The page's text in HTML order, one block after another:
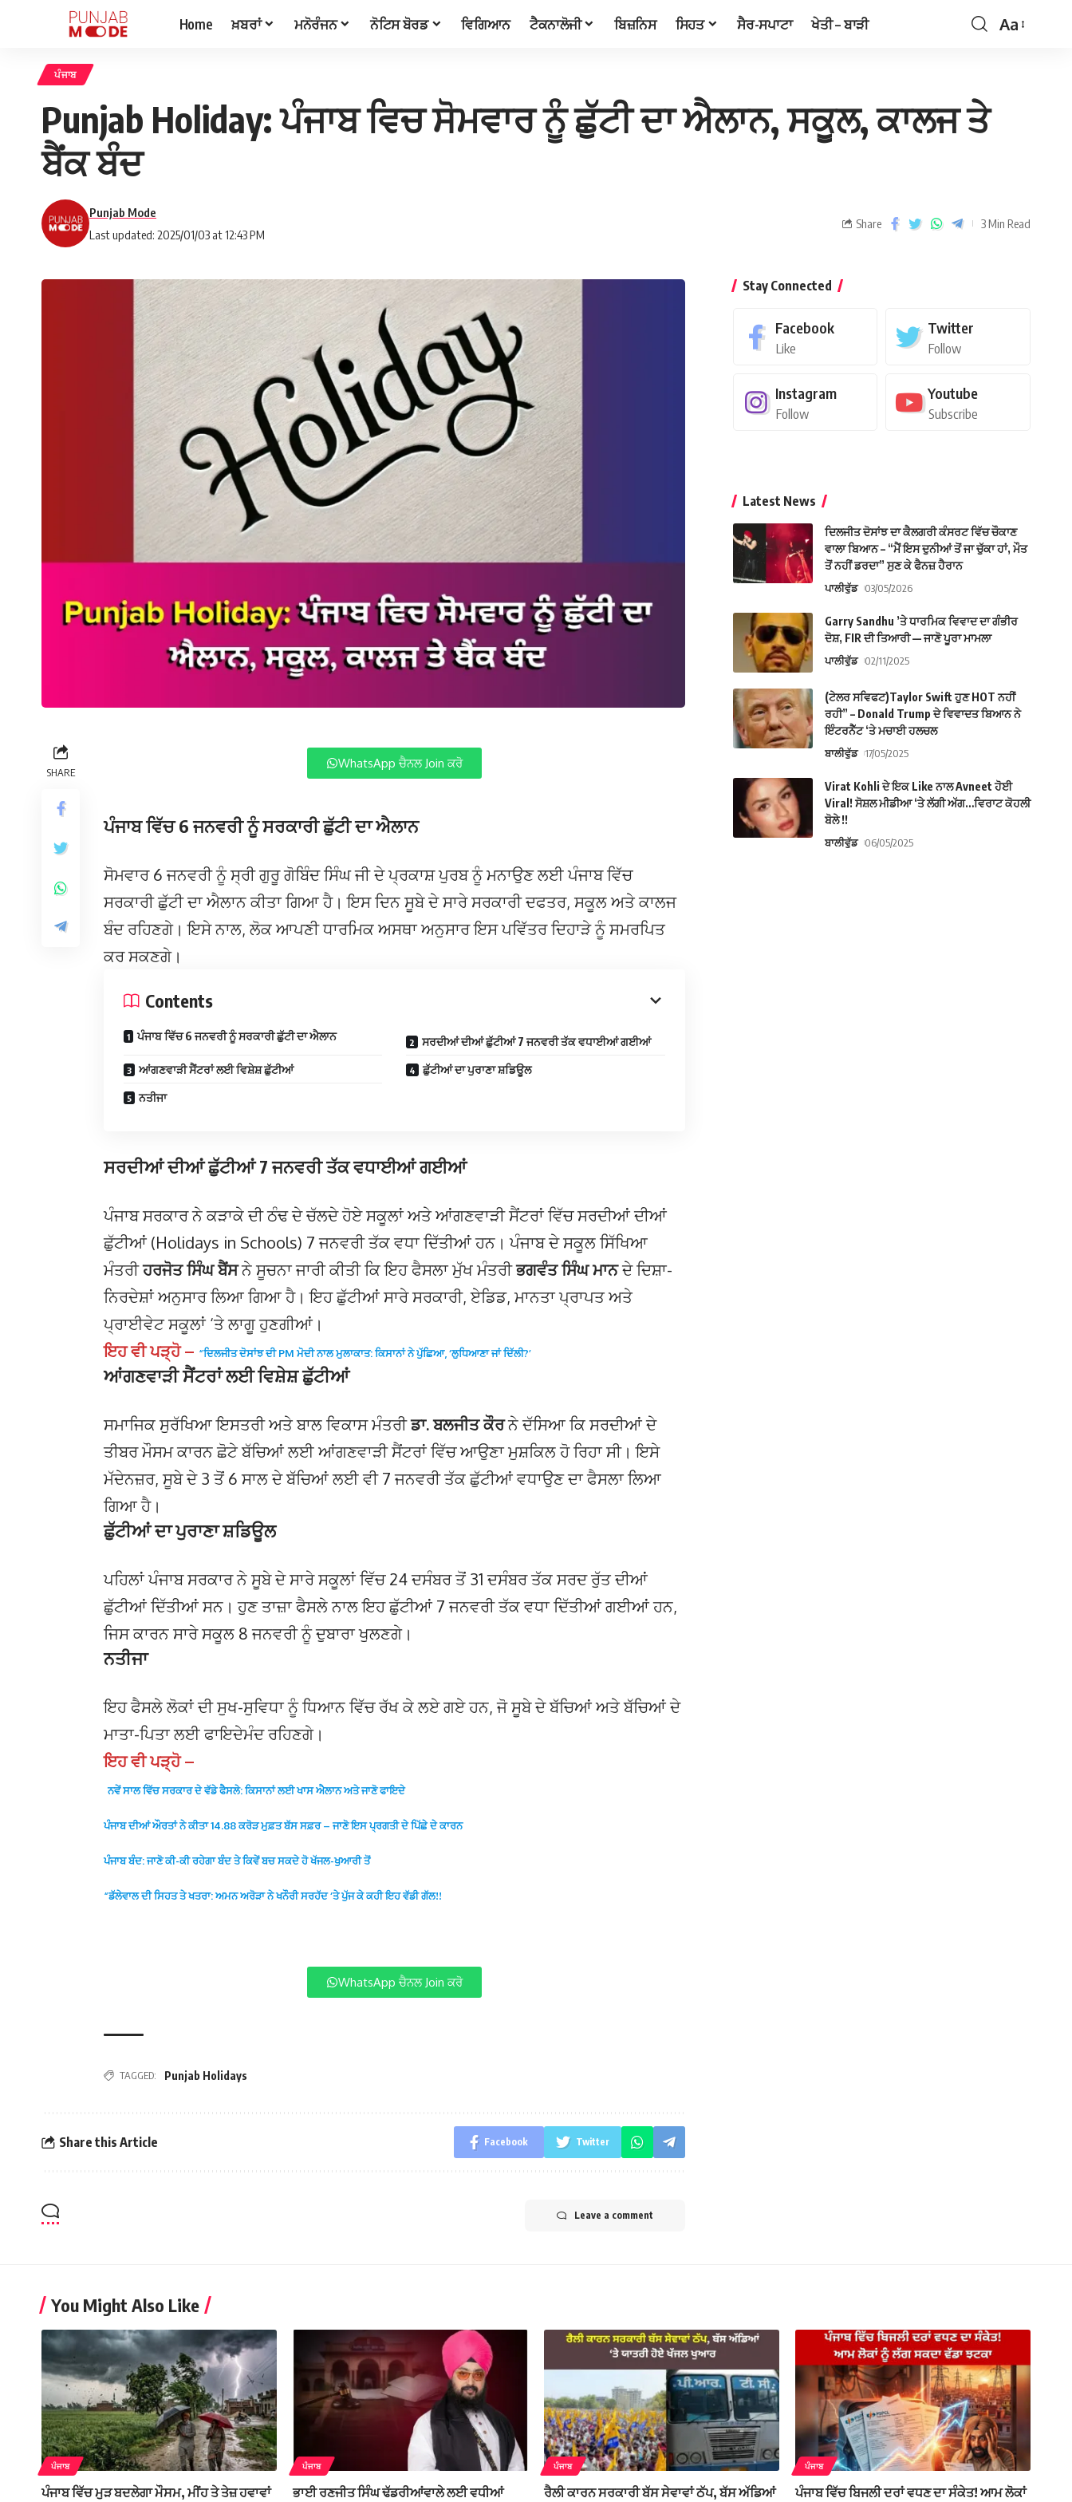
Home ਖ਼ਬਰਾਂ ਮਨੋਰੰਜਨ ਨੋਟਿਸ ਬੋਰਡ ਵਿਗਿਆਨ ਟੈਕਨਾਲੋਜੀ ਬਿਜ਼ਨਿਸ ਸਿਹਤ ਸੈਰ-ਸਪਾਟਾ ਖੇਤੀ – ਬਾੜੀ Aa
ਪੰਜਾਬ
Punjab Holiday: ਪੰਜਾਬ ਵਿਚ ਸੋਮਵਾਰ ਨੂੰ ਛੁੱਟੀ ਦਾ ਐਲਾਨ, ਸਕੂਲ, ਕਾਲਜ ਤੇ
ਬੈਂਕ ਬੰਦ
Last updated: 2025/01/03 at 12:43 PM
Punjab Mode
Share 3 Min Read
SHARE
WhatsApp ਚੈਨਲ Join ਕਰੋ
ਪੰਜਾਬ ਵਿੱਚ 6 ਜਨਵਰੀ ਨੂੰ ਸਰਕਾਰੀ ਛੁੱਟੀ ਦਾ ਐਲਾਨ
ਸੋਮਵਾਰ 6 ਜਨਵਰੀ ਨੂੰ ਸ੍ਰੀ ਗੁਰੂ ਗੋਬਿੰਦ ਸਿੰਘ ਜੀ ਦੇ ਪ੍ਰਕਾਸ਼ ਪੁਰਬ ਨੂੰ ਮਨਾਉਣ ਲਈ ਪੰਜਾਬ ਵਿੱਚ
ਸਰਕਾਰੀ ਛੁੱਟੀ ਦਾ ਐਲਾਨ ਕੀਤਾ ਗਿਆ ਹੈ। ਇਸ ਦਿਨ ਸੂਬੇ ਦੇ ਸਾਰੇ ਸਰਕਾਰੀ ਦਫਤਰ, ਸਕੂਲ ਅਤੇ ਕਾਲਜ
ਬੰਦ ਰਹਿਣਗੇ। ਇਸੇ ਨਾਲ, ਲੋਕ ਆਪਣੀ ਧਾਰਮਿਕ ਅਸਥਾ ਅਨੁਸਾਰ ਇਸ ਪਵਿੱਤਰ ਦਿਹਾੜੇ ਨੂੰ ਸਮਰਪਿਤ
ਕਰ ਸਕਣਗੇ।
Contents
ਪੰਜਾਬ ਵਿੱਚ 6 ਜਨਵਰੀ ਨੂੰ ਸਰਕਾਰੀ ਛੁੱਟੀ ਦਾ ਐਲਾਨ ਸਰਦੀਆਂ ਦੀਆਂ ਛੁੱਟੀਆਂ 7 ਜਨਵਰੀ ਤੱਕ ਵਧਾਈਆਂ ਗਈਆਂ
ਆਂਗਣਵਾੜੀ ਸੈਂਟਰਾਂ ਲਈ ਵਿਸ਼ੇਸ਼ ਛੁੱਟੀਆਂ ਛੁੱਟੀਆਂ ਦਾ ਪੁਰਾਣਾ ਸ਼ਡਿਊਲ
ਨਤੀਜਾ
ਸਰਦੀਆਂ ਦੀਆਂ ਛੁੱਟੀਆਂ 7 ਜਨਵਰੀ ਤੱਕ ਵਧਾਈਆਂ ਗਈਆਂ
ਪੰਜਾਬ ਸਰਕਾਰ ਨੇ ਕੜਾਕੇ ਦੀ ਠੰਢ ਦੇ ਚੱਲਦੇ ਹੋਏ ਸਕੂਲਾਂ ਅਤੇ ਆਂਗਣਵਾੜੀ ਸੈਂਟਰਾਂ ਵਿੱਚ ਸਰਦੀਆਂ ਦੀਆਂ
ਛੁੱਟੀਆਂ (Holidays in Schools) 7 ਜਨਵਰੀ ਤੱਕ ਵਧਾ ਦਿੱਤੀਆਂ ਹਨ। ਪੰਜਾਬ ਦੇ ਸਕੂਲ ਸਿੱਖਿਆ
ਮੰਤਰੀਹਰਜੋਤ ਸਿੰਘ ਬੈਂਸਨੇ ਸੂਚਨਾ ਜਾਰੀ ਕੀਤੀ ਕਿ ਇਹ ਫੈਸਲਾ ਮੁੱਖ ਮੰਤਰੀਭਗਵੰਤ ਸਿੰਘ ਮਾਨਦੇ ਦਿਸ਼ਾ-
ਨਿਰਦੇਸ਼ਾਂ ਅਨੁਸਾਰ ਲਿਆ ਗਿਆ ਹੈ। ਇਹ ਛੁੱਟੀਆਂ ਸਾਰੇ ਸਰਕਾਰੀ, ਏਡਿਡ, ਮਾਨਤਾ ਪ੍ਰਾਪਤ ਅਤੇ
ਪ੍ਰਾਈਵੇਟ ਸਕੂਲਾਂ ‘ਤੇ ਲਾਗੂ ਹੁਣਗੀਆਂ।
ਇਹ ਵੀ ਪੜ੍ਹੋ – “ਦਿਲਜੀਤ ਦੋਸਾਂਝ ਦੀ PM ਮੋਦੀ ਨਾਲ ਮੁਲਾਕਾਤ: ਕਿਸਾਨਾਂ ਨੇ ਪੁੱਛਿਆ, ‘ਲੁਧਿਆਣਾ ਜਾਂ ਦਿੱਲੀ?’
ਆਂਗਣਵਾੜੀ ਸੈਂਟਰਾਂ ਲਈ ਵਿਸ਼ੇਸ਼ ਛੁੱਟੀਆਂ
ਸਮਾਜਿਕ ਸੁਰੱਖਿਆ ਇਸਤਰੀ ਅਤੇ ਬਾਲ ਵਿਕਾਸ ਮੰਤਰੀਡਾ. ਬਲਜੀਤ ਕੌਰਨੇ ਦੱਸਿਆ ਕਿ ਸਰਦੀਆਂ ਦੇ
ਤੀਬਰ ਮੌਸਮ ਕਾਰਨ ਛੋਟੇ ਬੱਚਿਆਂ ਲਈ ਆਂਗਣਵਾੜੀ ਸੈਂਟਰਾਂ ਵਿੱਚ ਆਉਣਾ ਮੁਸ਼ਕਿਲ ਹੋ ਰਿਹਾ ਸੀ। ਇਸੇ
ਮੱਦੇਨਜ਼ਰ, ਸੂਬੇ ਦੇ 3 ਤੋਂ 6 ਸਾਲ ਦੇ ਬੱਚਿਆਂ ਲਈ ਵੀ 7 ਜਨਵਰੀ ਤੱਕ ਛੁੱਟੀਆਂ ਵਧਾਉਣ ਦਾ ਫੈਸਲਾ ਲਿਆ
ਗਿਆ ਹੈ।
ਛੁੱਟੀਆਂ ਦਾ ਪੁਰਾਣਾ ਸ਼ਡਿਊਲ
ਪਹਿਲਾਂ ਪੰਜਾਬ ਸਰਕਾਰ ਨੇ ਸੂਬੇ ਦੇ ਸਾਰੇ ਸਕੂਲਾਂ ਵਿੱਚ 24 ਦਸੰਬਰ ਤੋਂ 31 ਦਸੰਬਰ ਤੱਕ ਸਰਦ ਰੁੱਤ ਦੀਆਂ
ਛੁੱਟੀਆਂ ਦਿੱਤੀਆਂ ਸਨ। ਹੁਣ ਤਾਜ਼ਾ ਫੈਸਲੇ ਨਾਲ ਇਹ ਛੁੱਟੀਆਂ 7 ਜਨਵਰੀ ਤੱਕ ਵਧਾ ਦਿੱਤੀਆਂ ਗਈਆਂ ਹਨ,
ਜਿਸ ਕਾਰਨ ਸਾਰੇ ਸਕੂਲ 8 ਜਨਵਰੀ ਨੂੰ ਦੁਬਾਰਾ ਖੁਲਣਗੇ।
ਨਤੀਜਾ
ਇਹ ਫੈਸਲੇ ਲੋਕਾਂ ਦੀ ਸੁਖ-ਸੁਵਿਧਾ ਨੂੰ ਧਿਆਨ ਵਿੱਚ ਰੱਖ ਕੇ ਲਏ ਗਏ ਹਨ, ਜੋ ਸੂਬੇ ਦੇ ਬੱਚਿਆਂ ਅਤੇ ਬੱਚਿਆਂ ਦੇ
ਮਾਤਾ-ਪਿਤਾ ਲਈ ਫਾਇਦੇਮੰਦ ਰਹਿਣਗੇ।
ਇਹ ਵੀ ਪੜ੍ਹੋ –
ਨਵੇਂ ਸਾਲ ਵਿੱਚ ਸਰਕਾਰ ਦੇ ਵੱਡੇ ਫੈਸਲੇ: ਕਿਸਾਨਾਂ ਲਈ ਖਾਸ ਐਲਾਨ ਅਤੇ ਜਾਣੋ ਫਾਇਦੇ
ਪੰਜਾਬ ਦੀਆਂ ਔਰਤਾਂ ਨੇ ਕੀਤਾ 14.88 ਕਰੋੜ ਮੁਫ਼ਤ ਬੱਸ ਸਫ਼ਰ – ਜਾਣੋ ਇਸ ਪ੍ਰਗਤੀ ਦੇ ਪਿੱਛੇ ਦੇ ਕਾਰਨ
ਪੰਜਾਬ ਬੰਦ: ਜਾਣੋ ਕੀ-ਕੀ ਰਹੇਗਾ ਬੰਦ ਤੇ ਕਿਵੇਂ ਬਚ ਸਕਦੇ ਹੋ ਖੱਜਲ-ਖੁਆਰੀ ਤੋਂ
“ਡੱਲੇਵਾਲ ਦੀ ਸਿਹਤ ਤੇ ਖਤਰਾ: ਅਮਨ ਅਰੋੜਾ ਨੇ ਖਨੌਰੀ ਸਰਹੱਦ ‘ਤੇ ਪੁੱਜ ਕੇ ਕਹੀ ਇਹ ਵੱਡੀ ਗੱਲ!!
WhatsApp ਚੈਨਲ Join ਕਰੋ
TAGGED: Punjab Holidays
Share this Article Facebook Twitter
Leave a comment
Stay Connected
Facebook
Like
Twitter
Follow
Instagram
Follow
Youtube
Subscribe
Latest News
ਦਿਲਜੀਤ ਦੋਸਾਂਝ ਦਾ ਕੈਲਗਰੀ ਕੰਸਰਟ ਵਿੱਚ ਚੌਕਾਣ
ਵਾਲਾ ਬਿਆਨ – “ਮੈਂ ਇਸ ਦੁਨੀਆਂ ਤੋਂ ਜਾ ਚੁੱਕਾ ਹਾਂ, ਮੌਤ
ਤੋਂ ਨਹੀਂ ਡਰਦਾ” ਸੁਣ ਕੇ ਫੈਨਜ਼ ਹੈਰਾਨ
ਪਾਲੀਵੁੱਡ 03/05/2026
Garry Sandhu ’ਤੇ ਧਾਰਮਿਕ ਵਿਵਾਦ ਦਾ ਗੰਭੀਰ
ਦੋਸ਼, FIR ਦੀ ਤਿਆਰੀ — ਜਾਣੋ ਪੂਰਾ ਮਾਮਲਾ
ਪਾਲੀਵੁੱਡ 02/11/2025
(ਟੇਲਰ ਸਵਿਫਟ)Taylor Swift ਹੁਣ HOT ਨਹੀਂ
ਰਹੀ” – Donald Trump ਦੇ ਵਿਵਾਦਤ ਬਿਆਨ ਨੇ
ਇੰਟਰਨੈੱਟ ‘ਤੇ ਮਚਾਈ ਹਲਚਲ
ਬਾਲੀਵੁੱਡ 17/05/2025
Virat Kohli ਦੇ ਇਕ Like ਨਾਲ Avneet ਹੋਈ
Viral! ਸੋਸ਼ਲ ਮੀਡੀਆ ‘ਤੇ ਲੱਗੀ ਅੱਗ…ਵਿਰਾਟ ਕੋਹਲੀ
ਬੋਲੇ !!
ਬਾਲੀਵੁੱਡ 06/05/2025
You Might Also Like
ਪੰਜਾਬ
ਪੰਜਾਬ ਵਿੱਚ ਮੁੜ ਬਦਲੇਗਾ ਮੌਸਮ, ਮੀਂਹ ਤੇ ਤੇਜ਼ ਹਵਾਵਾਂ
ਪੰਜਾਬ
ਭਾਈ ਰਣਜੀਤ ਸਿੰਘ ਢੱਡਰੀਆਂਵਾਲੇ ਲਈ ਵਧੀਆਂ
ਪੰਜਾਬ
ਰੈਲੀ ਕਾਰਨ ਸਰਕਾਰੀ ਬੱਸ ਸੇਵਾਵਾਂ ਠੱਪ, ਬੱਸ ਅੱਡਿਆਂ
ਪੰਜਾਬ
ਪੰਜਾਬ ਵਿੱਚ ਬਿਜਲੀ ਦਰਾਂ ਵਧਣ ਦਾ ਸੰਕੇਤ! ਆਮ ਲੋਕਾਂ